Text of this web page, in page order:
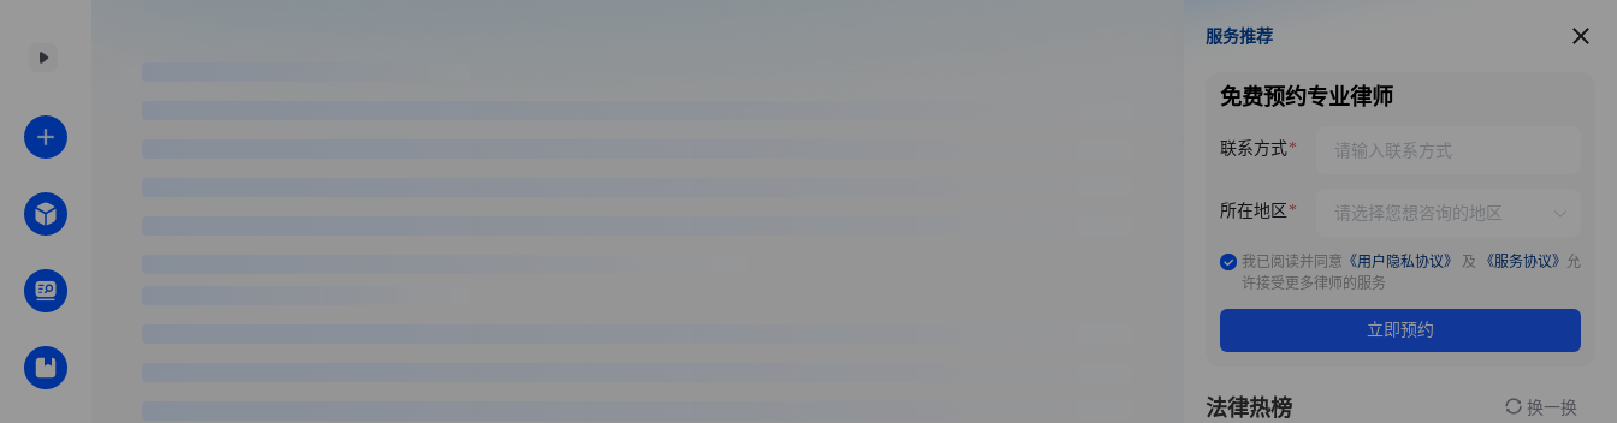
服务推荐
服务推荐
免费预约专业律师
联系方式
所在地区
我已阅读并同意 《用户隐私协议》 及 《服务协议》 允
许接受更多律师的服务
立即预约
法律热榜 换一换